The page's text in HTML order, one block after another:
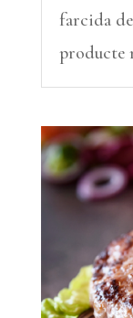
farcida
producte